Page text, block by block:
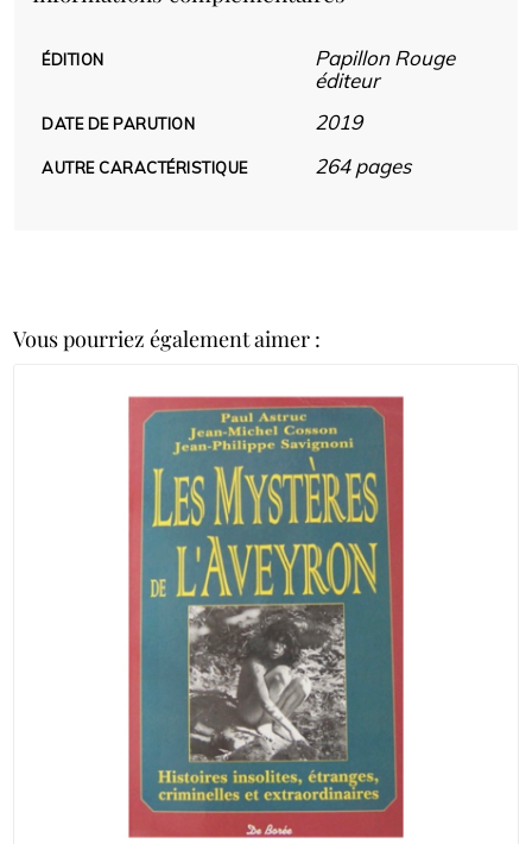
ÉDITION
Papillon Rouge
éditeur
DATE DE PARUTION 2019
AUTRE CARACTÉRISTIQUE 264 pages
Vous pourriez également aimer :